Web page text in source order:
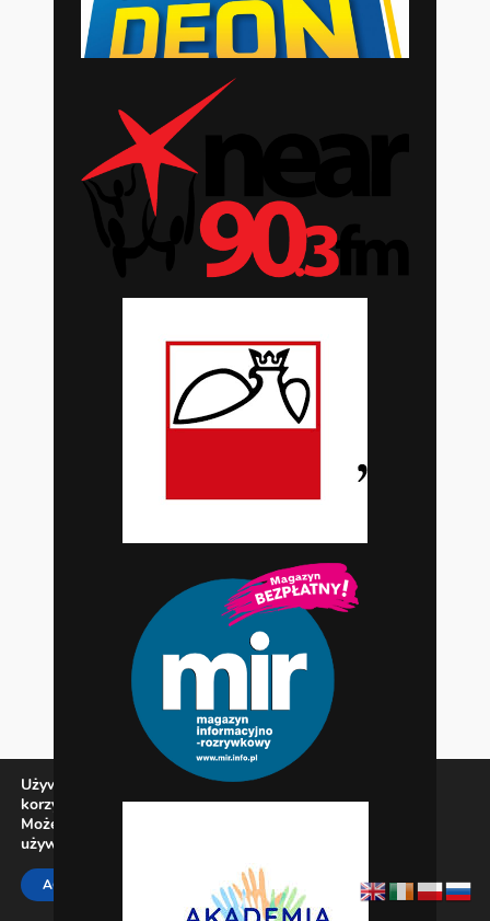
Używamy ciasteczek, aby zapewnić najlepszą jakość
korzystania z naszej witryny.
Możesz dowiedzieć się więcej o tym, jakich ciasteczek
używamy, lub wyłączyć je w
ACCEPT SETTINGS Zamknij panel